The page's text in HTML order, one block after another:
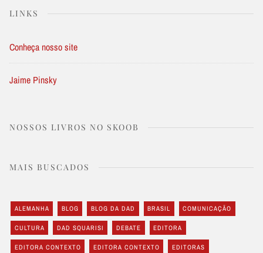
LINKS
Conheça nosso site
Jaime Pinsky
NOSSOS LIVROS NO SKOOB
MAIS BUSCADOS
ALEMANHA BLOG BLOG DA DAD BRASIL COMUNICAÇÃO
CULTURA DAD SQUARISI DEBATE EDITORA
EDITORA CONTEXTO EDITORA CONTEXTO EDITORAS